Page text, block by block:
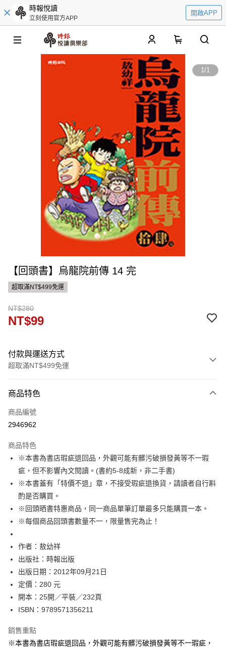
時報悅讀
立刻使用官方APP
開啟APP
1/1
【回頭書】烏龍院前傳 14 完
超取滿NT$499免運
NT$280
NT$99
付款與運送方式
超取滿NT$499免運
信用卡一次付款
ATM付款
運送方式
付款後全家取貨
每筆NT$60，滿NT$499(含以上)免運費
付款後7-11取貨
每筆NT$60，滿NT$499(含以上)免運費
宅配
每筆NT$100，滿NT$499(含以上)免運費
商品特色
商品編號
2946962
商品特色
※本書為書店瑕疵退回品，外觀可能有髒污破損發黃等不一瑕
疵，但不影響內文閱讀。(書約5-8成新，非二手書)
※本書蓋有「特價不退」章，不接受瑕疵退換貨，請讀者自行斟
酌是否購買。
※回頭晒書特惠商品，同一商品單筆訂單最多只能購買一本。
※每個商品回頭書數量不一，限量售完為止！
作者：敖幼祥
出版社：時報出版
出版日期：2012年09月21日
定價：280 元
開本：25開／平裝／232頁
ISBN：9789571356211
銷售重點
※本書為書店瑕疵退回品，外觀可能有髒污破損發黃等不一瑕疵，